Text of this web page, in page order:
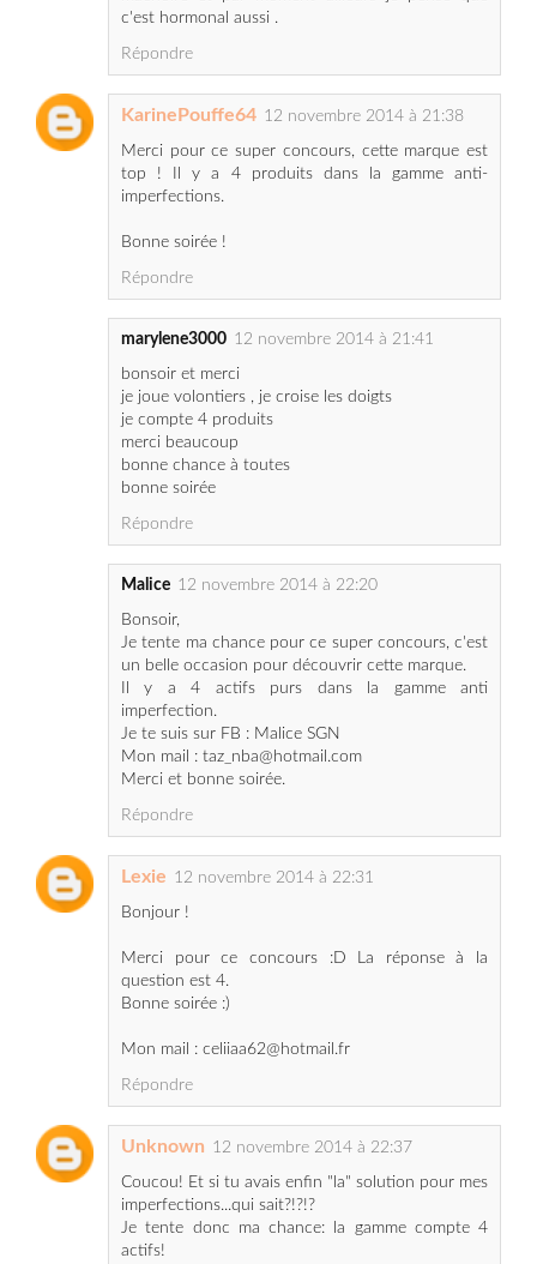
Merci pour ce super concours, cette marque est
top ! Il y a 4 produits dans la gamme anti-
imperfections.
Bonne soirée !
Répondre
bonsoir et merci
je joue volontiers , je croise les doigts
je compte 4 produits
merci beaucoup
bonne chance à toutes
bonne soirée
Répondre
Bonsoir,
Je tente ma chance pour ce super concours, c'est
un belle occasion pour découvrir cette marque.
Il y a 4 actifs purs dans la gamme anti
imperfection.
Je te suis sur FB : Malice SGN
Mon mail : taz_nba@hotmail.com
Merci et bonne soirée.
Répondre
Bonjour !
Merci pour ce concours :D La réponse à la
question est 4.
Bonne soirée :)
Mon mail : celiiaa62@hotmail.fr
Répondre
Coucou! Et si tu avais enfin "la" solution pour mes
imperfections...qui sait?!?!?
Je tente donc ma chance: la gamme compte 4
actifs!
Bonne soirée
flavoche_@hotmail.fr
Répondre